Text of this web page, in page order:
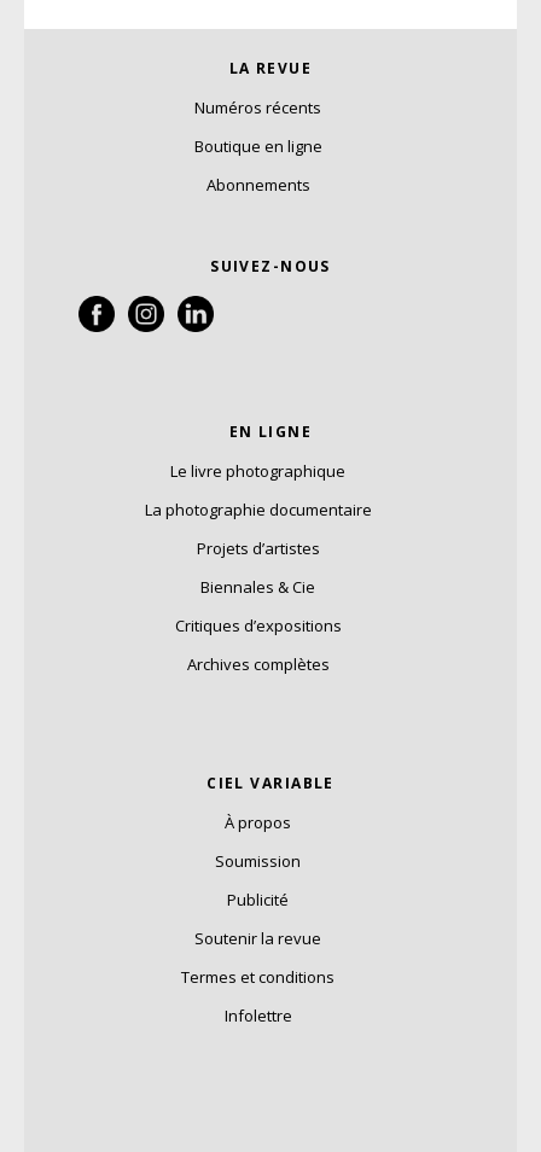
LA REVUE
Numéros récents
Boutique en ligne
Abonnements
SUIVEZ-NOUS
EN LIGNE
Le livre photographique
La photographie documentaire
Projets d’artistes
Biennales & Cie
Critiques d’expositions
Archives complètes
CIEL VARIABLE
À propos
Soumission
Publicité
Soutenir la revue
Termes et conditions
Infolettre